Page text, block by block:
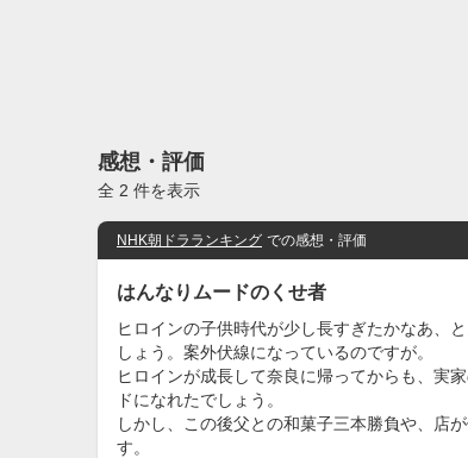
感想・評価
全 2 件を表示
NHK朝ドラランキング での感想・評価
はんなりムードのくせ者
ヒロインの子供時代が少し長すぎたかなあ、
しょう。案外伏線になっているのですが。
ヒロインが成長して奈良に帰ってからも、実
ドになれたでしょう。
しかし、この後父との和菓子三本勝負や、店
す。